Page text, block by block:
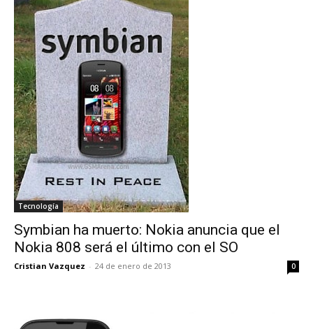
Tecnología
Symbian ha muerto: Nokia anuncia que el
Nokia 808 será el último con el SO
Cristian Vazquez - 24 de enero de 2013 0